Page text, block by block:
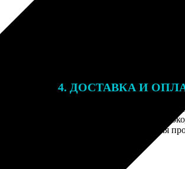
После
на email с
заказ
для
4. ДОСТАВКА И
Введите адрес и выберите
заказа. Если у вас есть
его в специальное поле для